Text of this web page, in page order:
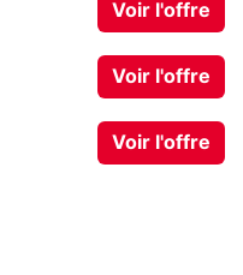
Voir l'offre
Voir l'offre
Voir l'offre